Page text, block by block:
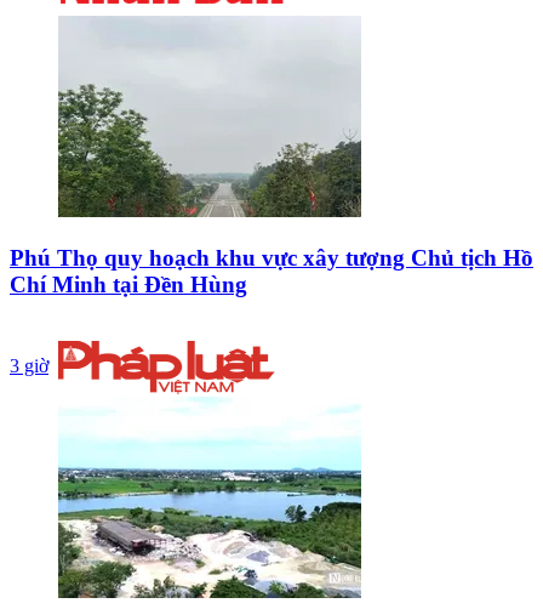
Phú Thọ quy hoạch khu vực xây tượng Chủ tịch Hồ
Chí Minh tại Đền Hùng
3 giờ